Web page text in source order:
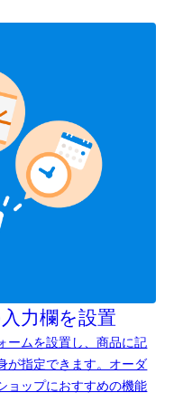
入力欄を設置
ームを設置し、商品に記
が指定できます。オーダ
ョップにおすすめの機能